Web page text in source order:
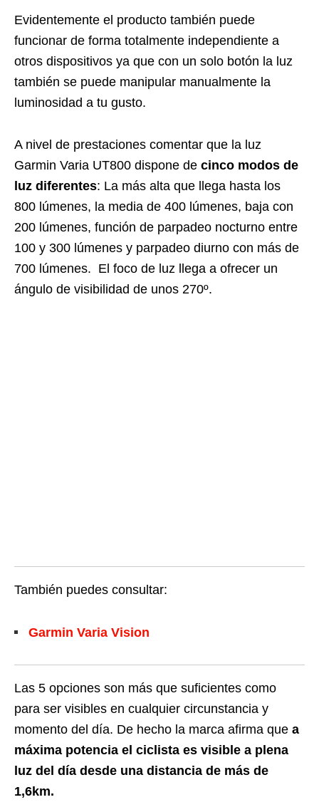
Evidentemente el producto también puede
funcionar de forma totalmente independiente a
otros dispositivos ya que con un solo botón la luz
también se puede manipular manualmente la
luminosidad a tu gusto.
A nivel de prestaciones comentar que la luz
Garmin Varia UT800 dispone de cinco modos de
luz diferentes: La más alta que llega hasta los
800 lúmenes, la media de 400 lúmenes, baja con
200 lúmenes, función de parpadeo nocturno entre
100 y 300 lúmenes y parpadeo diurno con más de
700 lúmenes. El foco de luz llega a ofrecer un
ángulo de visibilidad de unos 270º.
También puedes consultar:
Garmin Varia Vision
Las 5 opciones son más que suficientes como
para ser visibles en cualquier circunstancia y
momento del día. De hecho la marca afirma que a
máxima potencia el ciclista es visible a plena
luz del día desde una distancia de más de
1,6km.